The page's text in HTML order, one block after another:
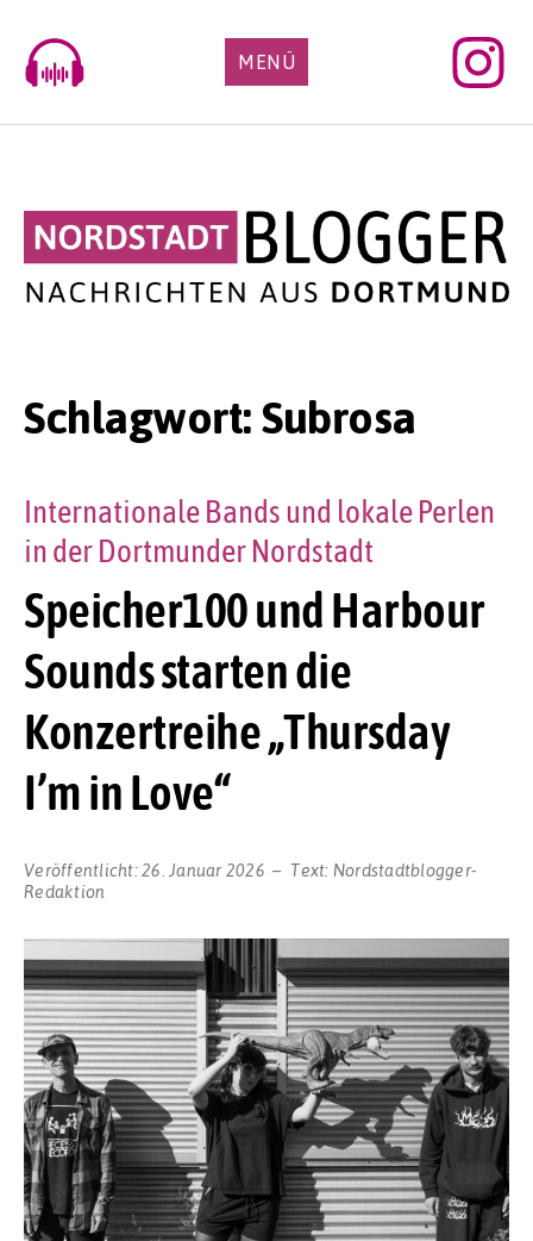
content
MENÜ
Schlagwort:Subrosa
Speicher100 und Harbour
Sounds starten die
Konzertreihe „Thursday
I’m in Love“
Internationale Bands und lokale Perlen
in der Dortmunder Nordstadt
Veröffentlicht:26. Januar 2026 Text: Nordstadtblogger-
Redaktion